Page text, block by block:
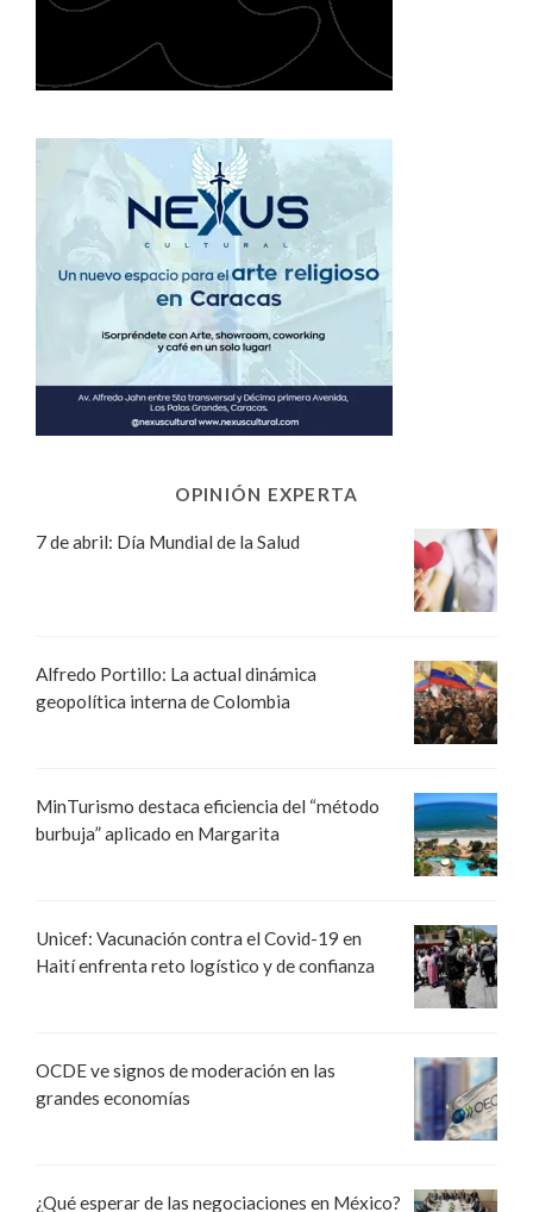
OPINIÓN EXPERTA
7 de abril: Día Mundial de la Salud
Alfredo Portillo: La actual dinámica
geopolítica interna de Colombia
MinTurismo destaca eficiencia del “método
burbuja” aplicado en Margarita
Unicef: Vacunación contra el Covid-19 en
Haití enfrenta reto logístico y de confianza
OCDE ve signos de moderación en las
grandes economías
¿Qué esperar de las negociaciones en México?